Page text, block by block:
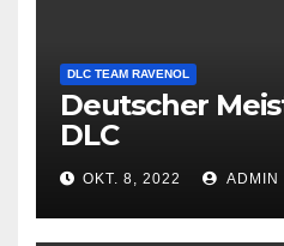
DLC TEAM RAVENOL
Deutscher
DLC
OKT. 8, 2022 ADMIN